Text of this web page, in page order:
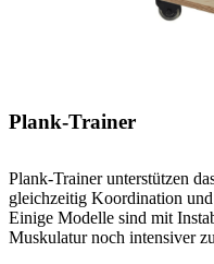
Plank-Trainer
Plank-Trainer unterstützen
gleichzeitig Koordination
Einige Modelle sind mit
Muskulatur noch intensiver